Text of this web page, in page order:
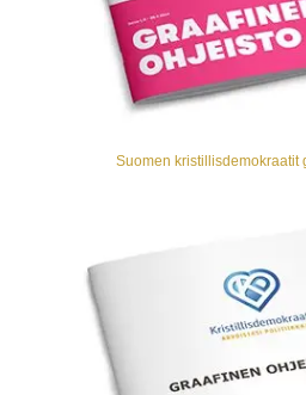
Suomen kristillisdemokraatit